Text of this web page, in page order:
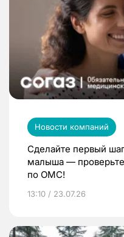
Новости компаний
Сделайте первый
малыша — проверьте
по ОМС!
13:10 / 23.07.26